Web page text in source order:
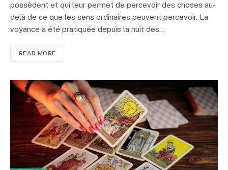
possèdent et qui leur permet de percevoir des choses au-
delà de ce que les sens ordinaires peuvent percevoir. La
voyance a été pratiquée depuis la nuit des…
READ MORE